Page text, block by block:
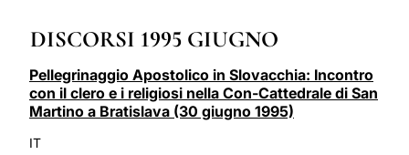
DISCORSI 1995 GIUGNO
Pellegrinaggio Apostolico in Slovacchia: Incontro
con il clero e i religiosi nella Con-Cattedrale di San
Martino a Bratislava (30 giugno 1995)
IT